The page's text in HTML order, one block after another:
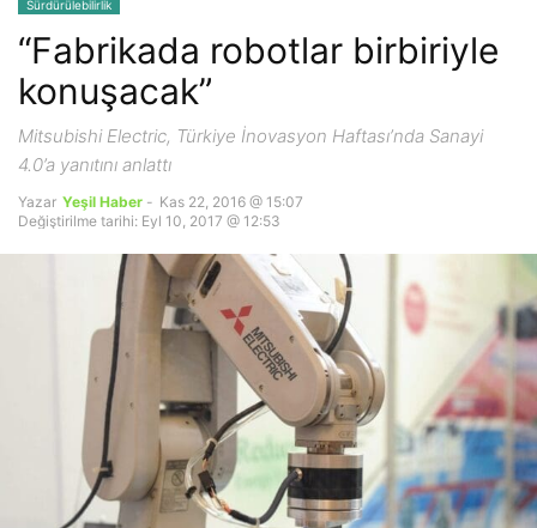
Sürdürülebilirlik
“Fabrikada robotlar birbiriyle
konuşacak”
Mitsubishi Electric, Türkiye İnovasyon Haftası’nda Sanayi
4.0’a yanıtını anlattı
Yazar Yeşil Haber - Kas 22, 2016 @ 15:07
Değiştirilme tarihi: Eyl 10, 2017 @ 12:53